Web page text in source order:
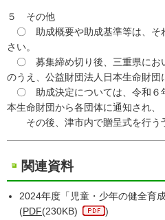
５ その他
〇 助成概要や助成基準等は、そ
さい。
〇 募集締め切り後、三重県にお
のうえ、公益財団法人日本生命財
〇 助成決定については、令和６
本生命財団から各団体に通知され、
その後、津市内で贈呈式を行う
関連資料
2024年度「児童・少年の健全育
(PDF(230KB)
)